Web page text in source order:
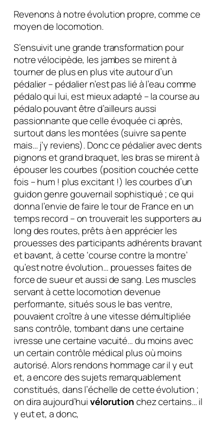
Revenons à notre évolution propre, comme ce
moyen de locomotion.
S’ensuivit une grande transformation pour
notre vélocipède, les jambes se mirent à
tourner de plus en plus vite autour d’un
pédalier – pédalier n’est pas lié à l’eau comme
pédalo qui lui, est mieux adapté – la course au
pédalo pouvant être d’ailleurs aussi
passionnante que celle évoquée ci après,
surtout dans les montées (suivre sa pente
mais… j’y reviens). Donc ce pédalier avec dents
pignons et grand braquet, les bras se mirent à
épouser les courbes (position couchée cette
fois – hum ! plus excitant !) les courbes d’un
guidon genre gouvernail sophistiqué ; ce qui
donna l’envie de faire le tour de France en un
temps record – on trouverait les supporters au
long des routes, prêts à en apprécier les
prouesses des participants adhérents bravant
et bavant, à cette ‘course contre la montre’
qu’est notre évolution… prouesses faites de
force de sueur et aussi de sang. Les muscles
servant à cette locomotion devenue
performante, situés sous le bas ventre,
pouvaient croître à une vitesse démultipliée
sans contrôle, tombant dans une certaine
ivresse une certaine vacuité… du moins avec
un certain contrôle médical plus où moins
autorisé. Alors rendons hommage car il y eut
et, a encore des sujets remarquablement
constitués, dans l’échelle de cette évolution ;
on dira aujourd’huivélorutionchez certains… il
y eut et, a donc,